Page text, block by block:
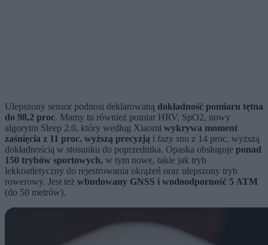
Ulepszony sensor podnosi deklarowaną dokładność pomiaru tętna
do 98,2 proc. Mamy tu również pomiar HRV, SpO2, nowy
algorytm Sleep 2.0, który według Xiaomi wykrywa moment
zaśnięcia z 11 proc. wyższą precyzją i fazy snu z 14 proc. wyższą
dokładnością w stosunku do poprzednika. Opaska obsługuje ponad
150 trybów sportowych, w tym nowe, takie jak tryb
lekkoatletyczny do rejestrowania okrążeń oraz ulepszony tryb
rowerowy. Jest też wbudowany GNSS i wodoodporność 5 ATM
(do 50 metrów).